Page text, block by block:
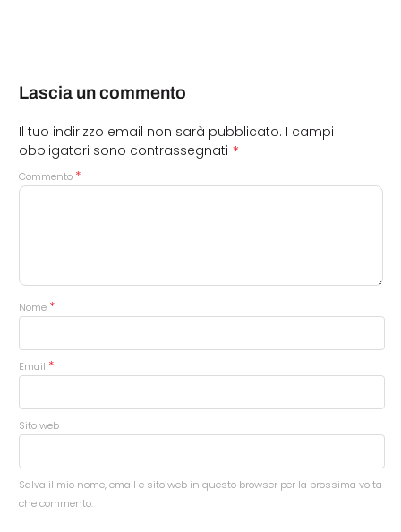
Lascia un commento
Il tuo indirizzo email non sarà pubblicato. I campi
obbligatori sono contrassegnati *
Commento *
Nome *
Email *
Sito web
Salva il mio nome, email e sito web in questo browser per la prossima volta
che commento.